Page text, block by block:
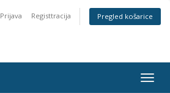
Prijava Registtracija Pregled košarice